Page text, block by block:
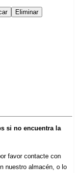
si no encuentra la
favor contacte con
nuestro almacén, o lo